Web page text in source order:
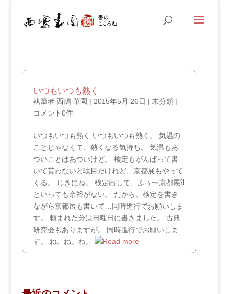
いつもいつも熱く
執筆者 西嶋 華園 | 2015年5月 26日 | 未分類 |
コメント0件
いつもいつも熱く いつもいつも熱く。 気温の
ことじゃなくて、熱くなる気持ち。 気温もあ
ついことはあついけど。 検定もがんばって書
いて貰わないと駄目だけれど、京都展もやって
くる。 じきにね。 検定出して、ふぅ〜京都展⁈
といっても余裕がない。 だから、検定を書き
ながら京都展も書いて…同時進行でお願いしま
す。 頼まれた分は日曜日に書きました。 古典
研究会もありますが。 同時進行でお願いしま
す。 ね。ね。ね。